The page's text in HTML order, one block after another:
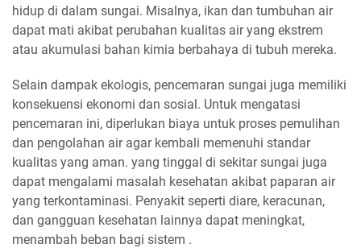
hidup di dalam sungai. Misalnya, ikan dan tumbuhan air
dapat mati akibat perubahan kualitas air yang ekstrem
atau akumulasi bahan kimia berbahaya di tubuh mereka.
Selain dampak ekologis, pencemaran sungai juga memiliki
konsekuensi ekonomi dan sosial. Untuk mengatasi
pencemaran ini, diperlukan biaya untuk proses pemulihan
dan pengolahan air agar kembali memenuhi standar
kualitas yang aman. yang tinggal di sekitar sungai juga
dapat mengalami masalah kesehatan akibat paparan air
yang terkontaminasi. Penyakit seperti diare, keracunan,
dan gangguan kesehatan lainnya dapat meningkat,
menambah beban bagi sistem .